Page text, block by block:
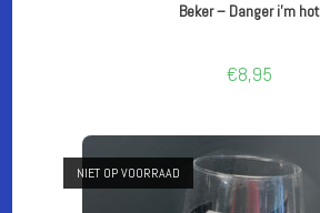
Beker – Danger i’m hot
€8,95
NIET OP VOORRAAD